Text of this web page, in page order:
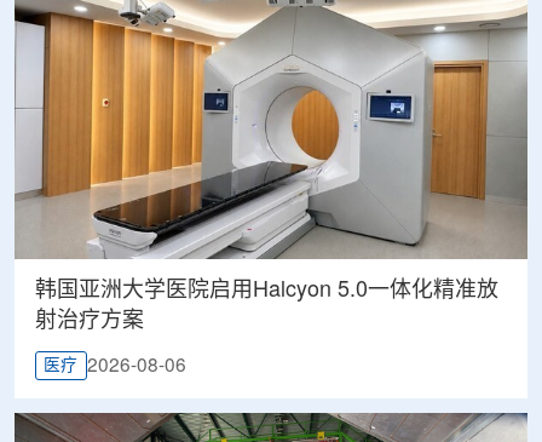
韩国亚洲大学医院启用Halcyon 5.0一体化精准放
射治疗方案
医疗 2026-08-06